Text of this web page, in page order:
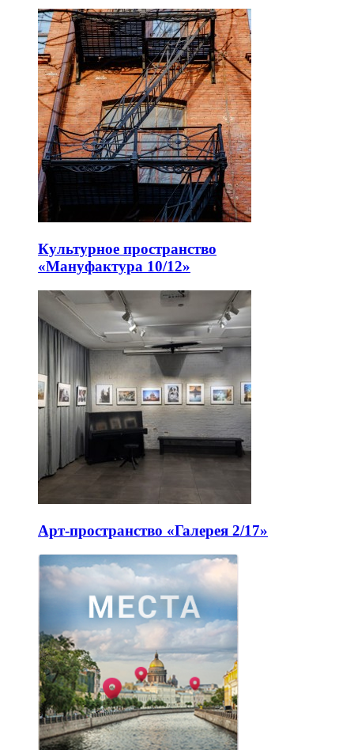
Культурное пространство
«Мануфактура 10/12»
Арт-пространство «Галерея 2/17»